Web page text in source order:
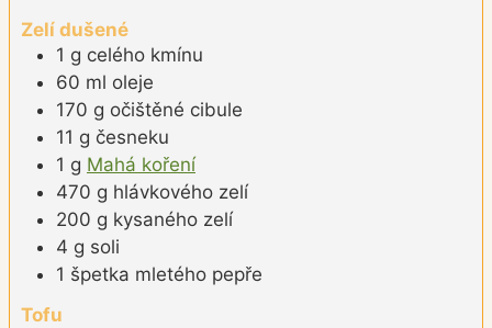
Zelí dušené
1 g celého kmínu
60 ml oleje
170 g očištěné cibule
11 g česneku
1 g Mahá koření
470 g hlávkového zelí
200 g kysaného zelí
4 g soli
1 špetka mletého pepře
Tofu